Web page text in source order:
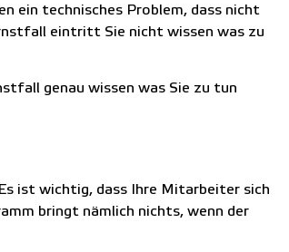
ein technisches Problem, dass nicht
eintritt Sie nicht wissen was zu
genau wissen was Sie zu tun
ist wichtig, dass Ihre Mitarbeiter sich
bringt nämlich nichts, wenn der